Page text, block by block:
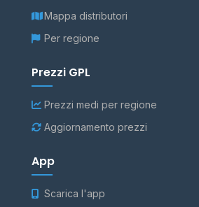
Mappa distributori
Per regione
Prezzi GPL
Prezzi medi per regione
Aggiornamento prezzi
App
Scarica l'app